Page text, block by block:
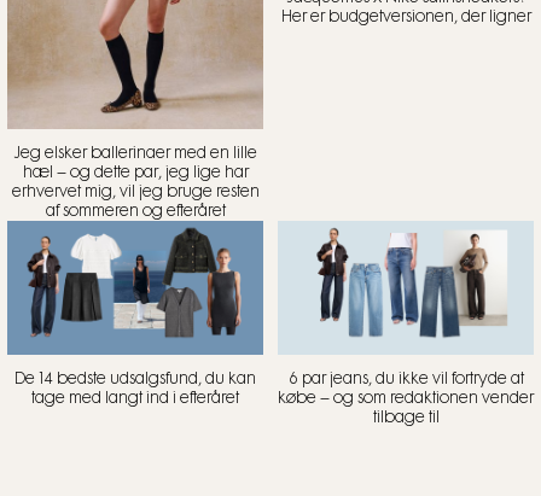
Jeg elsker ballerinaer med en lille
hæl – og dette par, jeg lige har
erhvervet mig, vil jeg bruge resten
af sommeren og efteråret
Her er budgetversionen, der ligner
De 14 bedste udsalgsfund, du kan
tage med langt ind i efteråret
6 par jeans, du ikke vil fortryde at
købe – og som redaktionen vender
tilbage til